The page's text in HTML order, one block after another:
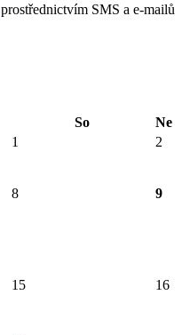
prostřednictvím SMS a e-mailů
So
Ne
1 2
8 9
15 16